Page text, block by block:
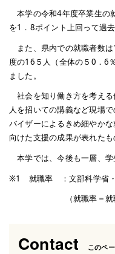
本学の令和4年度卒業生の
を1．8ポイント上回って過
また、県内での就職者数
度の16５人（全体の５0．6
ました。
社会を知り働き方を考え
人を招いての講義など現場
バイザーによるきめ細やか
向けた支援の成果が表れたも
本学では、今後も一層、学
※1 就職率 ：文部科学省・
（就職率＝就職者／
Contact このペ